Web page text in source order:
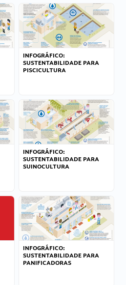
INFOGRÁFICO:
SUSTENTABILIDADE PARA
PISCICULTURA
INFOGRÁFICO:
SUSTENTABILIDADE PARA
SUINOCULTURA
INFOGRÁFICO:
SUSTENTABILIDADE PARA
PANIFICADORAS